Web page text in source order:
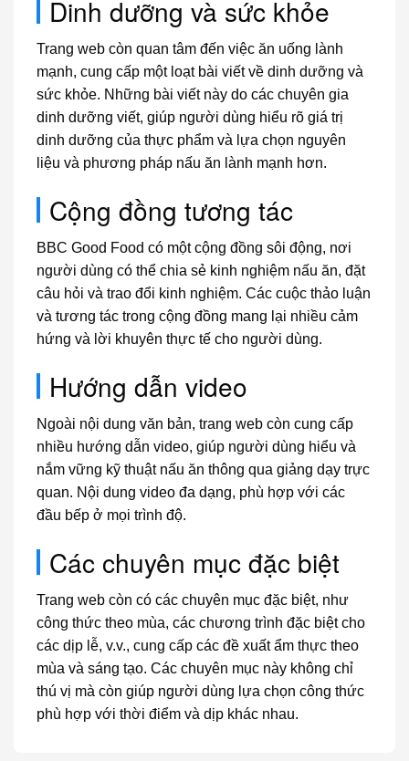
Dinh dưỡng và sức khỏe
Trang web còn quan tâm đến việc ăn uống lành
mạnh, cung cấp một loạt bài viết về dinh dưỡng và
sức khỏe. Những bài viết này do các chuyên gia
dinh dưỡng viết, giúp người dùng hiểu rõ giá trị
dinh dưỡng của thực phẩm và lựa chọn nguyên
liệu và phương pháp nấu ăn lành mạnh hơn.
Cộng đồng tương tác
BBC Good Food có một cộng đồng sôi động, nơi
người dùng có thể chia sẻ kinh nghiệm nấu ăn, đặt
câu hỏi và trao đổi kinh nghiệm. Các cuộc thảo luận
và tương tác trong cộng đồng mang lại nhiều cảm
hứng và lời khuyên thực tế cho người dùng.
Hướng dẫn video
Ngoài nội dung văn bản, trang web còn cung cấp
nhiều hướng dẫn video, giúp người dùng hiểu và
nắm vững kỹ thuật nấu ăn thông qua giảng dạy trực
quan. Nội dung video đa dạng, phù hợp với các
đầu bếp ở mọi trình độ.
Các chuyên mục đặc biệt
Trang web còn có các chuyên mục đặc biệt, như
công thức theo mùa, các chương trình đặc biệt cho
các dịp lễ, v.v., cung cấp các đề xuất ẩm thực theo
mùa và sáng tạo. Các chuyên mục này không chỉ
thú vị mà còn giúp người dùng lựa chọn công thức
phù hợp với thời điểm và dịp khác nhau.